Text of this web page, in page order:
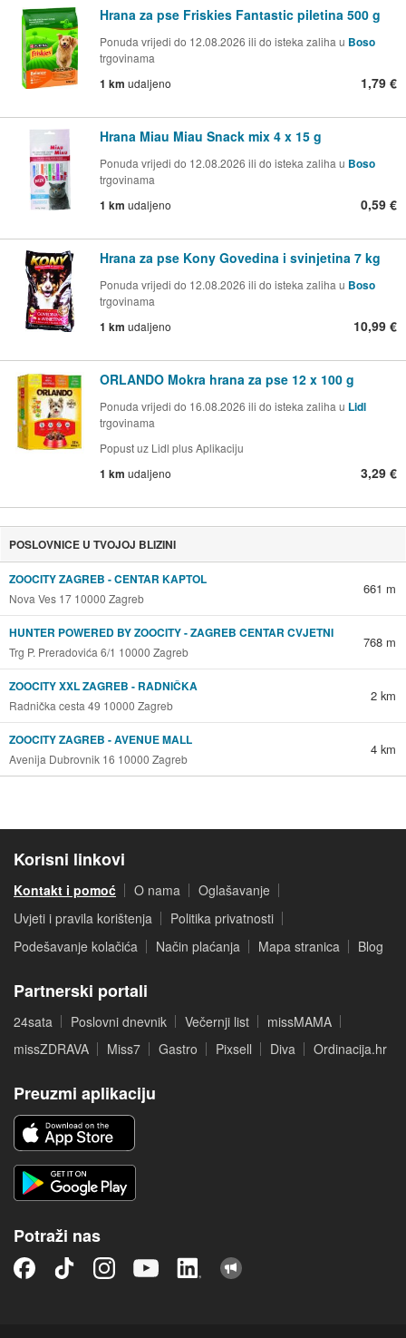
Hrana za pse Friskies Fantastic piletina 500 g
Ponuda vrijedi do 12.08.2026 ili do isteka zaliha u Boso
trgovinama
1 km udaljeno 1,79 €
Hrana Miau Miau Snack mix 4 x 15 g
Ponuda vrijedi do 12.08.2026 ili do isteka zaliha u Boso
trgovinama
1 km udaljeno 0,59 €
Hrana za pse Kony Govedina i svinjetina 7 kg
Ponuda vrijedi do 12.08.2026 ili do isteka zaliha u Boso
trgovinama
1 km udaljeno 10,99 €
ORLANDO Mokra hrana za pse 12 x 100 g
Ponuda vrijedi do 16.08.2026 ili do isteka zaliha u Lidl
trgovinama
Popust uz Lidl plus Aplikaciju
1 km udaljeno 3,29 €
POSLOVNICE U TVOJOJ BLIZINI
ZOOCITY ZAGREB - CENTAR KAPTOL
Nova Ves 17 10000 Zagreb
661 m
HUNTER POWERED BY ZOOCITY - ZAGREB CENTAR CVJETNI
Trg P. Preradovića 6/1 10000 Zagreb
768 m
ZOOCITY XXL ZAGREB - RADNIČKA
Radnička cesta 49 10000 Zagreb
2 km
ZOOCITY ZAGREB - AVENUE MALL
Avenija Dubrovnik 16 10000 Zagreb
4 km
Korisni linkovi
Kontakt i pomoć O nama
Oglašavanje
Uvjeti i pravila korištenja
Politika privatnosti
Podešavanje kolačića
Način plaćanja Mapa stranica Blog
Partnerski portali
24sata Poslovni dnevnik Večernji list
missMAMA
missZDRAVA
Miss7 Gastro Pixsell Diva Ordinacija.hr
Preuzmi aplikaciju
Potraži nas